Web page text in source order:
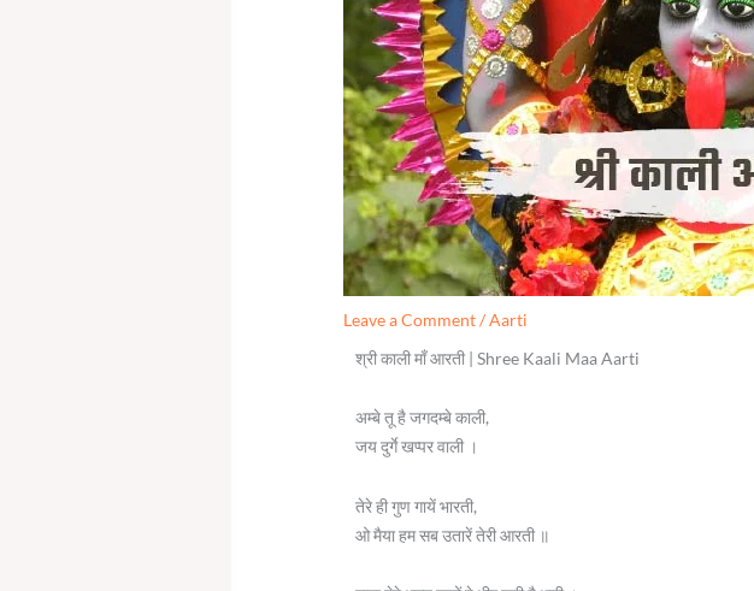
Leave a Comment/Aarti
श्री काली माँ आरती | Shree Kaali Maa Aarti
अम्बे तू है जगदम्बे काली,
जय दुर्गे खप्पर वाली ।
तेरे ही गुण गायें भारती,
ओ मैया हम सब उतारें तेरी आरती ॥